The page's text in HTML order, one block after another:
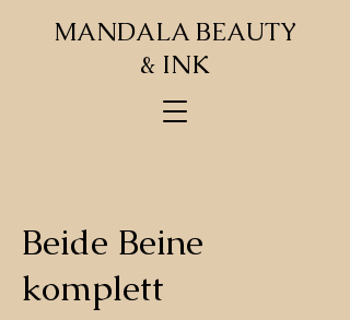
MANDALA BEAUTY
& INK
Beide Beine
komplett